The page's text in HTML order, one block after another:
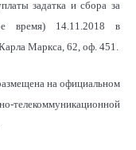
задатка и сбора за
время) 14.11.2018 в
Маркса, 62, оф. 451.
на официальном
телекоммуникационной